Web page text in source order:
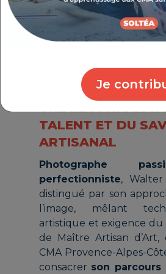
Je
talent . Il devient ainsi
photographe du
UNE
TALENT ET DU
ARTISANAL
Photographe
perfectionniste, Walter
distingué par son
l’image, mêlant
artistique et exigence du
de Maître Artisan
CMA Provence-Alpes-
consacrer son parcours